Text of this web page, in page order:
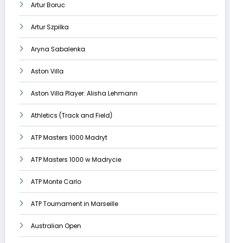
Artur Boruc
Artur Szpilka
Aryna Sabalenka
Aston Villa
Aston Villa Player: Alisha Lehmann
Athletics (Track and Field)
ATP Masters 1000 Madryt
ATP Masters 1000 w Madrycie
ATP Monte Carlo
ATP Tournament in Marseille
Australian Open